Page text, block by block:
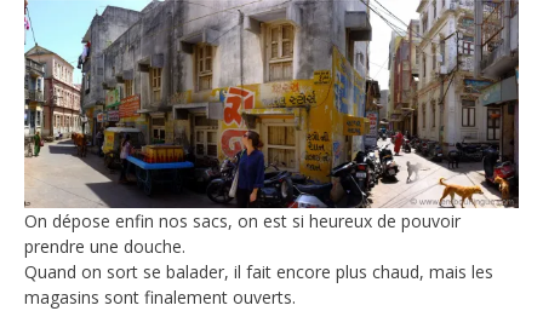
On dépose enfin nos sacs, on est si heureux de pouvoir
prendre une douche.
Quand on sort se balader, il fait encore plus chaud, mais les
magasins sont finalement ouverts.